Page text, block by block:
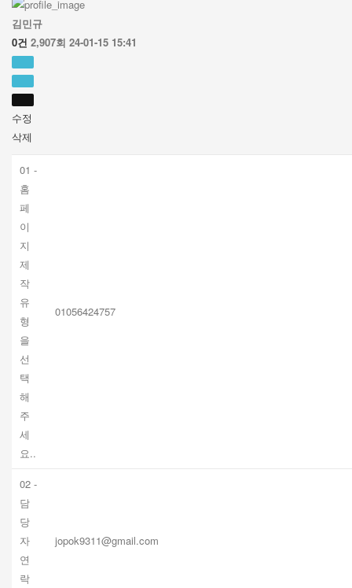
김민규
0건 2,907회 24-01-15 15:41
수정
삭제
01 -
홈
페
이
지
제
작
유
형
을
선
택
해
주
세
요..
01056424757
02 -
담
당
자
연
락
jopok9311@gmail.com